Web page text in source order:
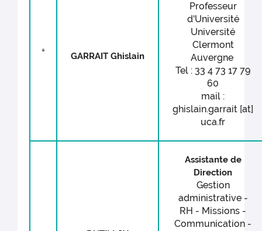
GARRAIT Ghislain
Professeur
d'Université
Université
Clermont
Auvergne
Tel : 33 4 73 17 79
60
mail :
ghislain.garrait [at]
uca.fr
Assistante de
Direction
Gestion
administrative -
RH - Missions -
Communication -